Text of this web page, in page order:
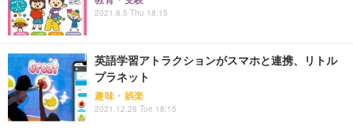
2021.8.5 Thu 18:15
英語学習アトラクションがスマホと連携、リトル
プラネット
趣味・娯楽
2021.12.28 Tue 18:15